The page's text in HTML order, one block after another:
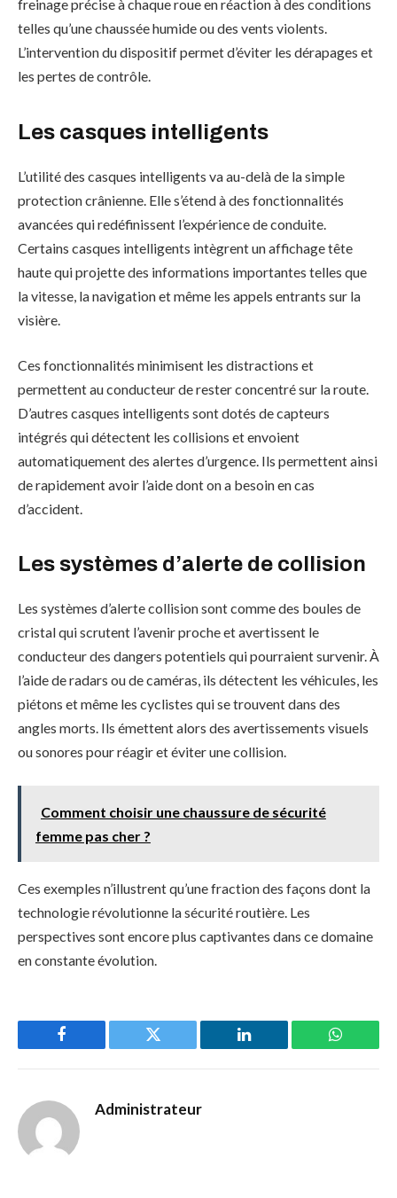
freinage précise à chaque roue en réaction à des conditions
telles qu’une chaussée humide ou des vents violents.
L’intervention du dispositif permet d’éviter les dérapages et
les pertes de contrôle.
Les casques intelligents
L’utilité des casques intelligents va au-delà de la simple
protection crânienne. Elle s’étend à des fonctionnalités
avancées qui redéfinissent l’expérience de conduite.
Certains casques intelligents intègrent un affichage tête
haute qui projette des informations importantes telles que
la vitesse, la navigation et même les appels entrants sur la
visière.
Ces fonctionnalités minimisent les distractions et
permettent au conducteur de rester concentré sur la route.
D’autres casques intelligents sont dotés de capteurs
intégrés qui détectent les collisions et envoient
automatiquement des alertes d’urgence. Ils permettent ainsi
de rapidement avoir l’aide dont on a besoin en cas
d’accident.
Les systèmes d’alerte de collision
Les systèmes d’alerte collision sont comme des boules de
cristal qui scrutent l’avenir proche et avertissent le
conducteur des dangers potentiels qui pourraient survenir. À
l’aide de radars ou de caméras, ils détectent les véhicules, les
piétons et même les cyclistes qui se trouvent dans des
angles morts. Ils émettent alors des avertissements visuels
ou sonores pour réagir et éviter une collision.
Comment choisir une chaussure de sécurité
femme pas cher ?
Ces exemples n’illustrent qu’une fraction des façons dont la
technologie révolutionne la sécurité routière. Les
perspectives sont encore plus captivantes dans ce domaine
en constante évolution.
Facebook Twitter LinkedIn
Administrateur